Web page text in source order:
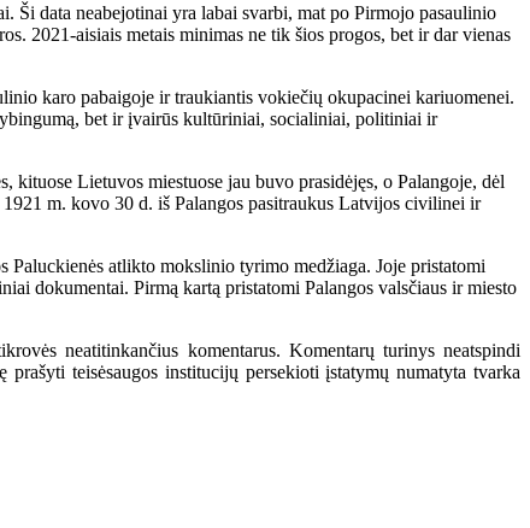
Ši data neabejotinai yra labai svarbi, mat po Pirmojo pasaulinio
2021-aisiais metais minimas ne tik šios progos, bet ir dar vienas
karo pabaigoje ir traukiantis vokiečių okupacinei kariuomenei.
bet ir įvairūs kultūriniai, socialiniai, politiniai ir
Lietuvos miestuose jau buvo prasidėjęs, o Palangoje, dėl
m. kovo 30 d. iš Palangos pasitraukus Latvijos civilinei ir
atlikto mokslinio tyrimo medžiaga. Joje pristatomi
dokumentai. Pirmą kartą pristatomi Palangos valsčiaus ir miesto
neatitinkančius komentarus. Komentarų turinys neatspindi
teisėsaugos institucijų persekioti įstatymų numatyta tvarka